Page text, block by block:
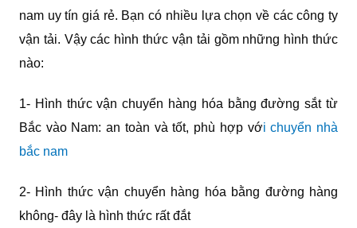
nam uy tín giá rẻ. Bạn có nhiều lựa chọn về các công ty
vận tải. Vậy các hình thức vận tải gồm những hình thức
nào:
1- Hình thức vận chuyển hàng hóa bằng đường sắt từ
Bắc vào Nam: an toàn và tốt, phù hợp với chuyển nhà
bắc nam
2- Hình thức vận chuyển hàng hóa bằng đường hàng
không- đây là hình thức rất đắt